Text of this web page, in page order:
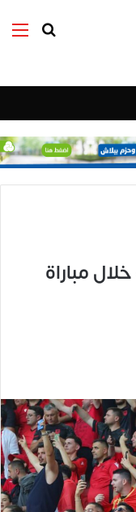
بحث عن
مباراة